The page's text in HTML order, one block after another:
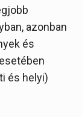
azonban
és
és helyi)